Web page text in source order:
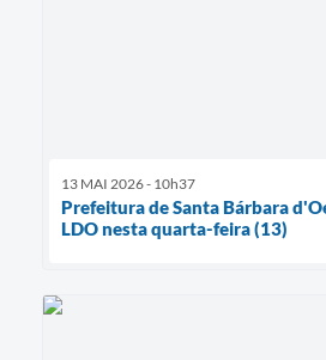
13 MAI 2026 - 10h37
Prefeitura de Santa Bárbara
LDO nesta quarta-feira (13)